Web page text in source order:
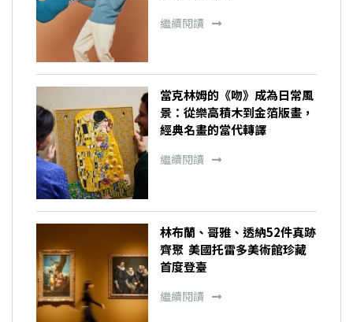
繼續閱讀
當克林姆的《吻》成為日常風
景：從樂高積木到金箔版畫，
經典名畫的當代轉譯
繼續閱讀
林布蘭、哥雅、透納52件真跡
齊聚 美國托雷多美術館珍藏
首度登臺
繼續閱讀